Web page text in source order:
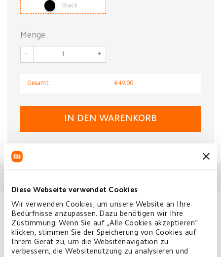
Diese Webseite verwendet Cookies
Wir verwenden Cookies, um unsere Website an Ihre
Bedürfnisse anzupassen. Dazu benötigen wir Ihre
Zustimmung. Wenn Sie auf „Alle Cookies akzeptieren“
klicken, stimmen Sie der Speicherung von Cookies auf
Ihrem Gerät zu, um die Websitenavigation zu
verbessern, die Websitenutzung zu analysieren und
Black
Menge
− +
Gesamt: €49,00
IN DEN WARENKORB